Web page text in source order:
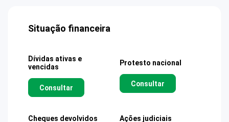
Situação financeira
Dívidas ativas e
vencidas
Consultar
Protesto nacional
Consultar
Cheques devolvidos Ações judiciais